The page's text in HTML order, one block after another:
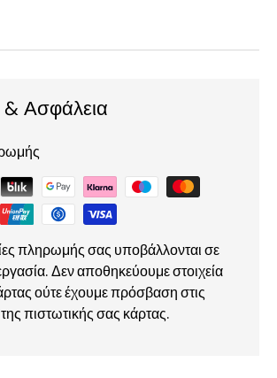
Ασφάλεια
πληρωμής σας υποβάλλονται σε
Δεν αποθηκεύουμε στοιχεία
ούτε έχουμε πρόσβαση στις
πιστωτικής σας κάρτας.